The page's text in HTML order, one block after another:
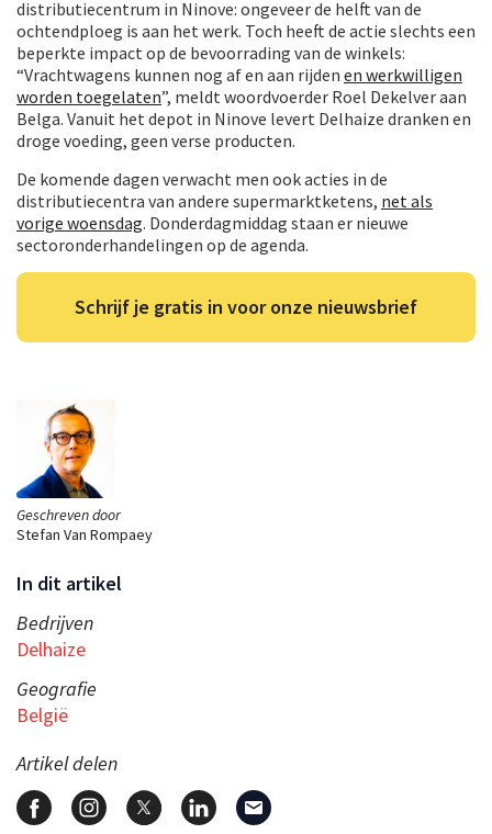
Geschreven door
Stefan Van Rompaey
In dit artikel
Bedrijven
Delhaize
Geografie
België
Artikel delen
distributiecentrum in Ninove: ongeveer de helft van de
ochtendploeg is aan het werk. Toch heeft de actie slechts een
beperkte impact op de bevoorrading van de winkels:
“Vrachtwagens kunnen nog af en aan rijden en werkwilligen
worden toegelaten”, meldt woordvoerder Roel Dekelver aan
Belga. Vanuit het depot in Ninove levert Delhaize dranken en
droge voeding, geen verse producten.
De komende dagen verwacht men ook acties in de
distributiecentra van andere supermarktketens, net als
vorige woensdag. Donderdagmiddag staan er nieuwe
sectoronderhandelingen op de agenda.
Schrijf je gratis in voor onze nieuwsbrief